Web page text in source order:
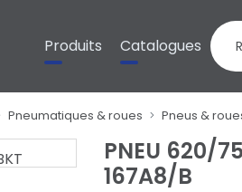
Produits Catalogues
Pneumatiques & roues Pneus &
PNEU 620/
167A8/B